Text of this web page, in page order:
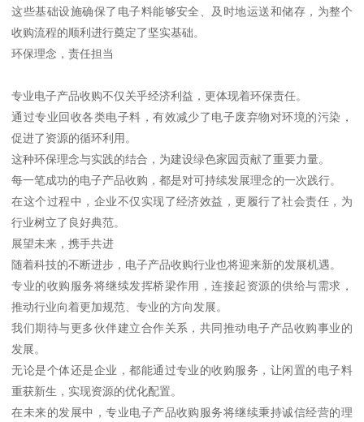
这种精细化的处理方式，不仅为企业解决了电子料处理的难题，更
为资源循环利用提供了有效途径。
诚信为本，服务至上
一家优秀的收购企业应当始终秉持诚实守信的原则，以专业的态度
对待每一位客户。
从评估到交易，每一个环节都需要做到公开透明，让客户放心托
付。
热情周到的服务同样不可或缺。
专业的收购团队会耐心解答客户的疑问，提供专业的建议，确保整
个收购过程顺畅无忧。
这种以客户为中心的服务理念，能够建立起长期的信任关系，赢得
业内的良好口碑。
安全便捷，值得信赖
在电子产品收购过程中，交易的安全性和便捷性至关重要。
采用现金交易的方式，能够确保交易过程高效顺畅，为客户提供实
实在在的便利。
同时，雄厚资金实力的保障，让大规模收购成为可能，无论数量多
少，都能得到妥善处理。
完善的物流运输系统和仓储设施，为电子产品收购提供了有力支